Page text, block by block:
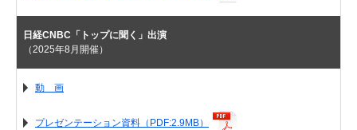
日経CNBC「トップに聞く」出演
（2025年8月開催）
動 画
プレゼンテーション資料（PDF:2.9MB）